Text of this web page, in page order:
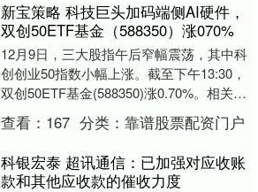
新宝策略 科技巨头加码端侧AI硬件，
双创50ETF基金（588350）涨070%
12月9日，三大股指午后窄幅震荡，其中科
创创业50指数小幅上涨。截至下午13:30，
双创50ETF基金(588350)涨0.70%。相关成
分股中，胜宏科技涨8.....
查看： 167 分类：靠谱股票配资门户
科银宏泰 超讯通信：已加强对应收账
款和其他应收款的催收力度